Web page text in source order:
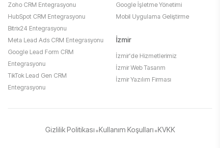
Zoho CRM Entegrasyonu
HubSpot CRM Entegrasyonu
Bitrix24 Entegrasyonu
Meta Lead Ads CRM Entegrasyonu
Google Lead Form CRM
Entegrasyonu
TikTok Lead Gen CRM
Entegrasyonu
Google İşletme Yönetimi
Mobil Uygulama Geliştirme
İzmir
İzmir'de Hizmetlerimiz
İzmir Web Tasarım
İzmir Yazılım Firması
Gizlilik Politikası•Kullanım Koşulları•KVKK